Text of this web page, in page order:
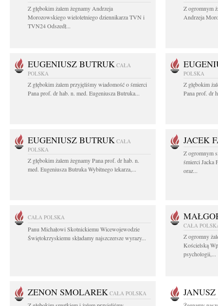
Z głębokim żalem żegnamy Andrzeja
Morozowskiego wieloletniego dziennikarza TVN i
TVN24 Odszedł...
Z ogromnym
Andrzeja
EUGENIUSZ BUTRUK CAŁA
POLSKA
Z głębokim żalem przyjęliśmy wiadomość o śmierci
Pana prof. dr hab. n. med. Eugeniusza Butruka...
POLSKA
Z głębokim
Pana prof. dr
EUGENIUSZ BUTRUK CAŁA
POLSKA
Z głębokim żalem żegnamy Pana prof. dr hab. n.
med. Eugeniusza Butruka Wybitnego lekarza,...
JACEK
Z ogromnym
śmierci Jacka
oraz...
CAŁA POLSKA
Panu Michałowi Skotnickiemu Wicewojewodzie
Świętokrzyskiemu składamy najszczersze wyrazy...
CAŁA
Z ogromny
Kościelską
psychologii,...
ZENON SMOLAREK CAŁA POLSKA